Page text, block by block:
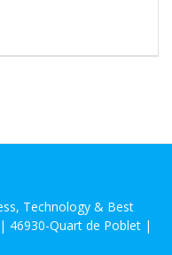
Technology & Best
46930-Quart de Poblet |